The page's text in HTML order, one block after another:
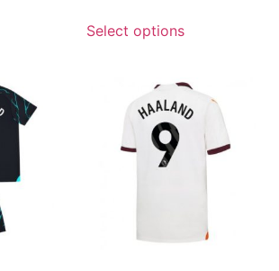
Select options